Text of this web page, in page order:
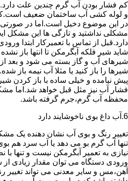
کم فشار بودن آب گرم چندین علت
و لوله کشی آب ساختمان ضعیف
در این موضوع دخیل است.اما در صورتی
مشکلی نداشتید و تازگی ها این مشکل
دارد.قبل از تماس با تعمیرکار ابتدا
شاید شیر فلکه آبگرمکن تا انتها باز
شیرهای آب و گاز بسته می شود و بعد
شیرها را باز کنید یا مثلا آب نیمه باز
پیش نیامده و خیلی ساده با باز کردن
فشار آب نیز مثل قبل خواهد شد.اما
محفظه آب گرم،جرم گرفته باشد.
6.آب داغ بوی ناخوشایند دارد
تغییر رنگ و بوی آب نشان دهنده یک
تنها آب گرم بو می دهد یا آب سرد هم
نیازی به تعمیر آبگرمکن نیست و تنها
ورودی دستگاه می توان مقدار زیادی
آهن،مس و سایر معدنی می تواند تغییر